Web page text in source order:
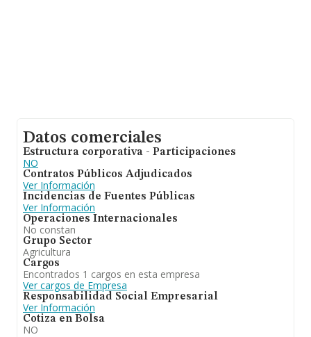
Datos comerciales
Estructura corporativa - Participaciones
NO
Contratos Públicos Adjudicados
Ver Información
Incidencias de Fuentes Públicas
Ver Información
Operaciones Internacionales
No constan
Grupo Sector
Agricultura
Cargos
Encontrados 1 cargos en esta empresa
Ver cargos de Empresa
Responsabilidad Social Empresarial
Ver Información
Cotiza en Bolsa
NO